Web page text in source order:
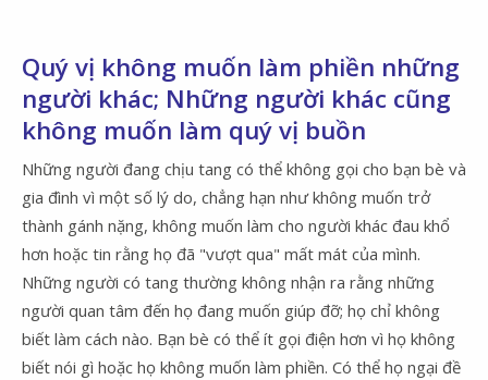
Quý vị không muốn làm phiền những
người khác; Những người khác cũng
không muốn làm quý vị buồn
Những người đang chịu tang có thể không gọi cho bạn bè và
gia đình vì một số lý do, chẳng hạn như không muốn trở
thành gánh nặng, không muốn làm cho người khác đau khổ
hơn hoặc tin rằng họ đã "vượt qua" mất mát của mình.
Những người có tang thường không nhận ra rằng những
người quan tâm đến họ đang muốn giúp đỡ; họ chỉ không
biết làm cách nào. Bạn bè có thể ít gọi điện hơn vì họ không
biết nói gì hoặc họ không muốn làm phiền. Có thể họ ngại đề